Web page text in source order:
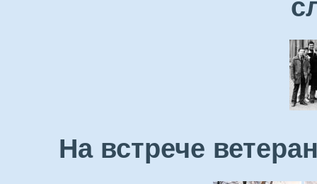
На встрече